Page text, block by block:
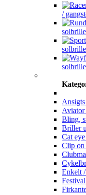
/
Bling,
Briller
Cat
Clip on
Enkelt